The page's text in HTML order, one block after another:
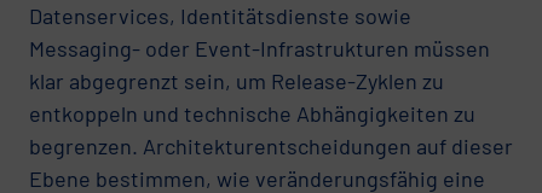
Datenservices, Identitätsdienste sowie
Messaging- oder Event-Infrastrukturen müssen
klar abgegrenzt sein, um Release-Zyklen zu
entkoppeln und technische Abhängigkeiten zu
begrenzen. Architekturentscheidungen auf dieser
Ebene bestimmen, wie veränderungsfähig eine